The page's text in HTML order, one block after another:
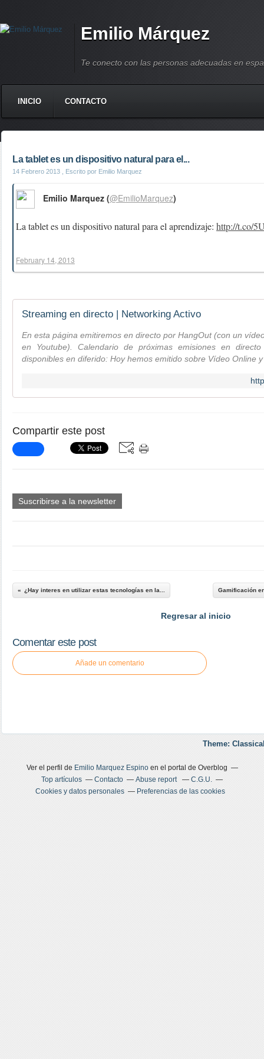
Emilio Márquez
Te conecto con las personas adecuadas en
INICIO CONTACTO
La tablet es un dispositivo natural para el...
14 Febrero 2013 , Escrito por Emilio Marquez
La tablet es un dispositivo natural para el aprendizaje: http://t.co/
Emilio Marquez (@EmilioMarquez)
February 14, 2013
Streaming en directo | Networking Activo
En esta página emitiremos en directo por HangOut (con un
en Youtube). Calendario de próximas emisiones en
disponibles en diferido: Hoy hemos emitido sobre Vídeo Online
Compartir este post
Suscribirse a la newsletter
¿Hay interes en utilizar estas tecnologías en la... Gamificación
Regresar al inicio
Comentar este post
Añade un comentario
Theme:
Ver el perfil de Emilio Marquez Espinoen el portal de Overblog
Top artículos
Contacto Abuse report
C.G.U.
Cookies y datos personales
Preferencias de las cookies